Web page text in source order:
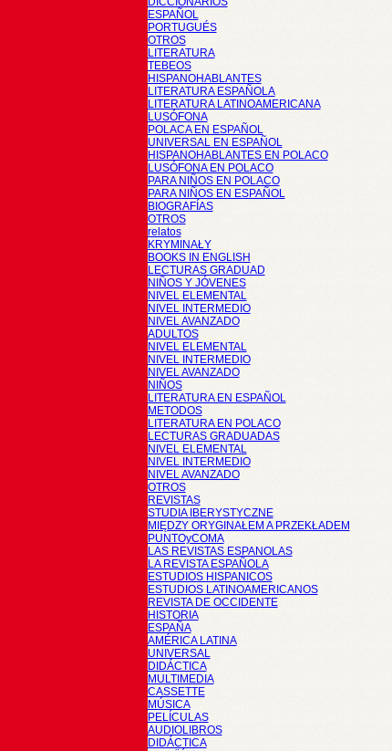
ESPAÑOL
PORTUGUÉS
OTROS
LITERATURA
TEBEOS
HISPANOHABLANTES
LITERATURA ESPAÑOLA
LITERATURA LATINOAMERICANA
LUSÓFONA
POLACA EN ESPAÑOL
UNIVERSAL EN ESPAÑOL
HISPANOHABLANTES EN POLACO
LUSÓFONA EN POLACO
PARA NIÑOS EN POLACO
PARA NIÑOS EN ESPAÑOL
BIOGRAFÍAS
OTROS
relatos
KRYMINAŁY
BOOKS IN ENGLISH
LECTURAS GRADUAD
NIÑOS Y JÓVENES
NIVEL ELEMENTAL
NIVEL INTERMEDIO
NIVEL AVANZADO
ADULTOS
NIVEL ELEMENTAL
NIVEL INTERMEDIO
NIVEL AVANZADO
NIÑOS
LITERATURA EN ESPAÑOL
METODOS
LITERATURA EN POLACO
LECTURAS GRADUADAS
NIVEL ELEMENTAL
NIVEL INTERMEDIO
NIVEL AVANZADO
OTROS
REVISTAS
STUDIA IBERYSTYCZNE
MIĘDZY ORYGINAŁEM A PRZEKŁADEM
PUNTOyCOMA
LAS REVISTAS ESPANOLAS
LA REVISTA ESPAÑOLA
ESTUDIOS HISPANICOS
ESTUDIOS LATINOAMERICANOS
REVISTA DE OCCIDENTE
HISTORIA
ESPAÑA
AMÉRICA LATINA
UNIVERSAL
DIDÁCTICA
MULTIMEDIA
CASSETTE
MÚSICA
PELÍCULAS
AUDIOLIBROS
DIDÁCTICA